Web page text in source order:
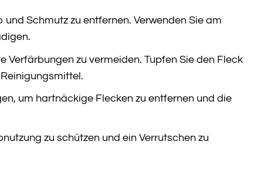
Schmutz zu entfernen. Verwenden Sie am
zu vermeiden. Tupfen Sie den Fleck
um hartnäckige Flecken zu entfernen und die
zu schützen und ein Verrutschen zu